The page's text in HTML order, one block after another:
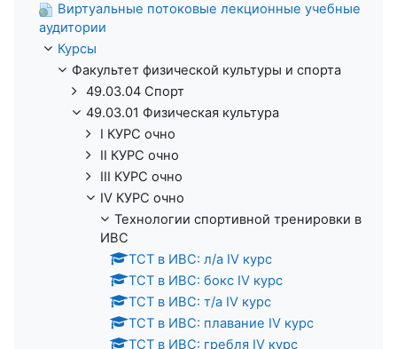
Виртуальные потоковые лекционные учебные
аудитории
Курсы
Факультет физической культуры и спорта
49.03.04 Спорт
49.03.01 Физическая культура
I КУРС очно
II КУРС очно
III КУРС очно
IV КУРС очно
Технологии спортивной тренировки в
ИВС
ТСТ в ИВС: л/а IV курс
ТСТ в ИВС: бокс IV курс
ТСТ в ИВС: т/а IV курс
ТСТ в ИВС: плавание IV курс
ТСТ в ИВС: гребля IV курс